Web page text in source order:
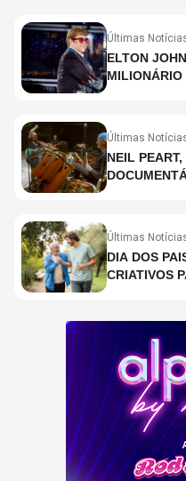
Últimas
ELTON
MILIONÁRIO
Últimas
NEIL
Últimas
DIA DOS PAIS: IDEIAS DE
CRIATIVOS